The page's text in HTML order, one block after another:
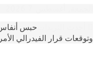
حبس أنفاس في
قرار الفيدرالي الأمريكي